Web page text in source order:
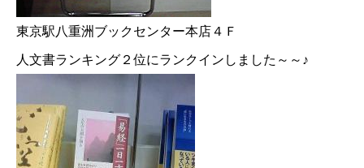
東京駅八重洲ブックセンター本店４Ｆ
人文書ランキング２位にランクインしました～～♪